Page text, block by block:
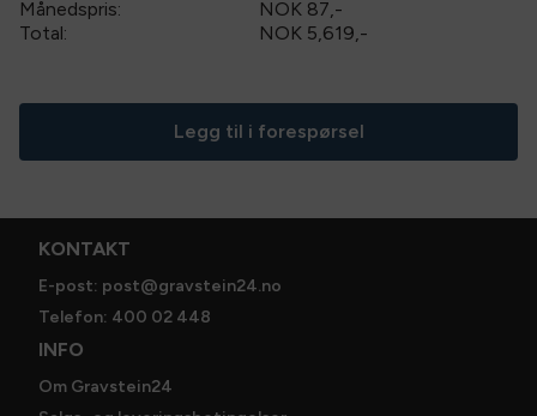
Månedspris:
NOK 87,-
Total:
NOK 5,619,-
Legg til i forespørsel
KONTAKT
E-post: post@gravstein24.no
Telefon: 400 02 448
INFO
Om Gravstein24